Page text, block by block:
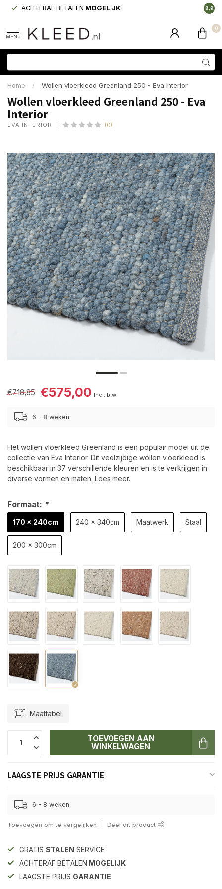
ACHTERAF BETALEN MOGELIJK 8.9
MENU
0
Home / Wollen vloerkleed Greenland 250 - Eva Interior
Wollen vloerkleed Greenland 250 - Eva
Interior
EVA INTERIOR (0)
€718,85 €575,00 Incl. btw
6 - 8 weken
Het wollen vloerkleed Greenland is een populair model uit de
collectie van Eva Interior. Dit veelzijdige wollen vloerkleed is
beschikbaar in 37 verschillende kleuren en is te verkrijgen in
diverse vormen en maten. Lees meer.
Formaat: *
170 x 240cm 240 x 340cm Maatwerk Staal
200 x 300cm
Maattabel
TOEVOEGEN AAN
WINKELWAGEN
LAAGSTE PRIJS GARANTIE
6 - 8 weken
Toevoegen om te vergelijken Deel dit product
GRATIS STALEN SERVICE
ACHTERAF BETALEN MOGELIJK
LAAGSTE PRIJS GARANTIE